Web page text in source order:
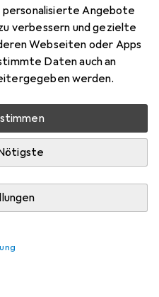
personalisierte Angebote
verbessern und gezielte
Webseiten oder Apps
Daten auch an
werden.